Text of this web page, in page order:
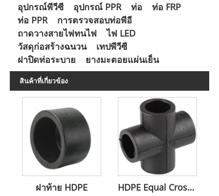
อุปกรณ์พีวีซี
อุปกรณ์ PPR ท่อ
ท่อ FRP
ท่อ PPR
การตรวจสอบท่อพีอี
ถาดวางสายไฟทนไฟ
ไฟ LED
วัสดุก่อสร้างฉนวน
เทปพีวีซี
ฝาปิดท่อระบาย
ยางมะตอยแผ่นเย็น
สินค้าที่เกี่ยวข้อง
ฝาท้าย HDPE HDPE Equal Cross ที่ทนทานต่อแรงอัดทางอุตสาหกรรม